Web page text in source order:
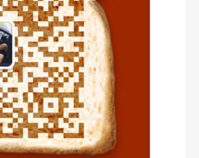
萄紫色平底涼拖鞋
愛馬仕Hermes 女士涼鞋 H型
拖鞋 鱷魚霧面珠光粉色平底
涼拖鞋